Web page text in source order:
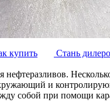
купить Стань
нефтеразливов.
и
собой при помощи